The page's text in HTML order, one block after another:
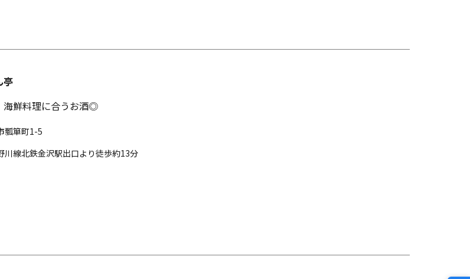
亭
鮮料理に合うお酒◎
瓢箪町1-5
川線北鉄金沢駅出口より徒歩約13分